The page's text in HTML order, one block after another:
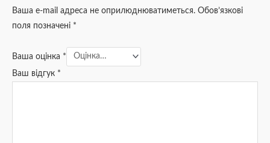
Ваша e-mail адреса не оприлюднюватиметься. Обов’язкові
поля позначені *
Ваша оцінка *
Ваш відгук *